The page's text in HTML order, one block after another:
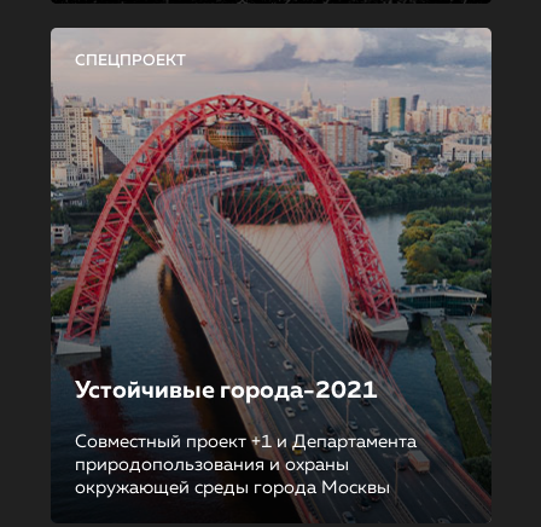
СПЕЦПРОЕКТ
Устойчивые города-2021
Совместный проект +1 и Департамента
природопользования и охраны
окружающей среды города Москвы